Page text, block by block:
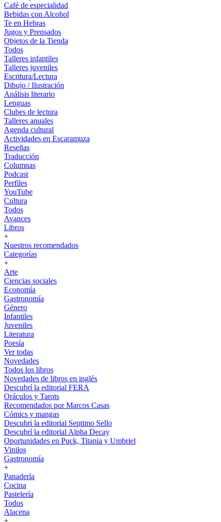
Café de especialidad
Bebidas con Alcohol
Te en Hebras
Jugos y Prensados
Objetos de la Tienda
Todos
Talleres infantiles
Talleres juveniles
Escritura/Lectura
Dibujo / Ilustración
Análisis literario
Lenguas
Clubes de lectura
Talleres anuales
Agenda cultural
Actividades en Escaramuza
Reseñas
Traducción
Columnas
Podcast
Perfiles
YouTube
Cultura
Todos
Avances
Libros
+
Nuestros recomendados
Categorías
+
Arte
Ciencias sociales
Economía
Gastronomía
Género
Infantiles
Juveniles
Literatura
Poesía
Ver todas
Novedades
Todos los libros
Novedades de libros en inglés
Descubrí la editorial FERA
Oráculos y Tarots
Recomendados por Marcos Casas
Cómics y mangas
Descubri la editorial Septimo Sello
Descubrí la editorial Alpha Decay
Oportunidades en Puck, Titania y Umbriel
Vinilos
Gastronomía
+
Panadería
Cocina
Pastelería
Todos
Alacena